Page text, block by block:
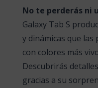
No te perderás ni
Galaxy Tab S
y dinámicas que las
con colores más
Descubrirás
gracias a su